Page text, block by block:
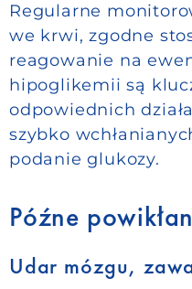
Regularne
we krwi, zgodne
reagowanie na
hipoglikemii są
odpowiednich
szybko
podanie glukozy.
Późne
Udar mózgu,